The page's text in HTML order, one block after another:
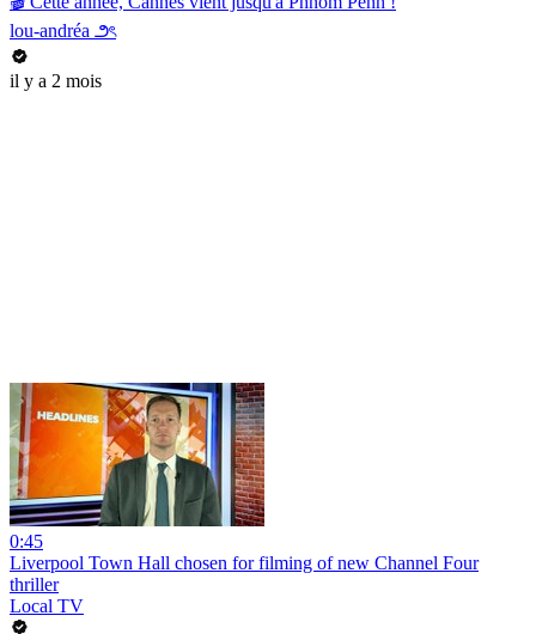
lou-andréa ౨ৎ
il y a 2 mois
0:45
Liverpool Town Hall chosen for filming of new Channel Four
thriller
Local TV